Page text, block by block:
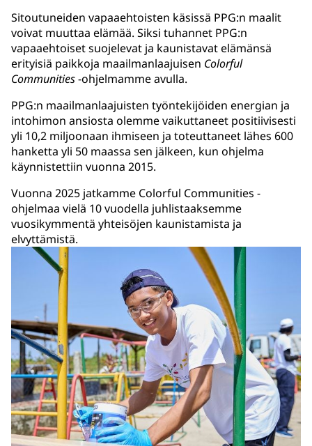
Sitoutuneiden vapaaehtoisten käsissä PPG:n maalit
voivat muuttaa elämää. Siksi tuhannet PPG:n
vapaaehtoiset suojelevat ja kaunistavat elämänsä
erityisiä paikkoja maailmanlaajuisen Colorful
Communities-ohjelmamme avulla.
PPG:n maailmanlaajuisten työntekijöiden energian ja
intohimon ansiosta olemme vaikuttaneet positiivisesti
yli 10,2 miljoonaan ihmiseen ja toteuttaneet lähes 600
hanketta yli 50 maassa sen jälkeen, kun ohjelma
käynnistettiin vuonna 2015.
Vuonna 2025 jatkamme Colorful Communities -
ohjelmaa vielä 10 vuodella juhlistaaksemme
vuosikymmentä yhteisöjen kaunistamista ja
elvyttämistä.